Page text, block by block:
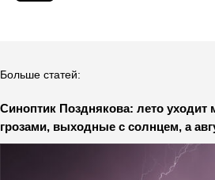
Больше статей:
Синоптик Позднякова: лето уходит
грозами, выходные с солнцем, а